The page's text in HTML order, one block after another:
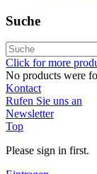
Suche
Click for more
No products were
Kontact
Rufen Sie uns an
Newsletter
Top
Please sign in first.